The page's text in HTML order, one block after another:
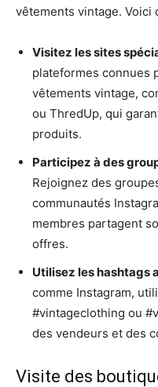
vêtements vintage. Voici
Visitez les sites
plateformes connues
vêtements vintage,
ou ThredUp, qui
produits.
Participez à des
Rejoignez des
communautés
membres partagent
offres.
Utilisez les hashtags
comme Instagram,
#vintageclothing ou
des vendeurs et des
Visite des